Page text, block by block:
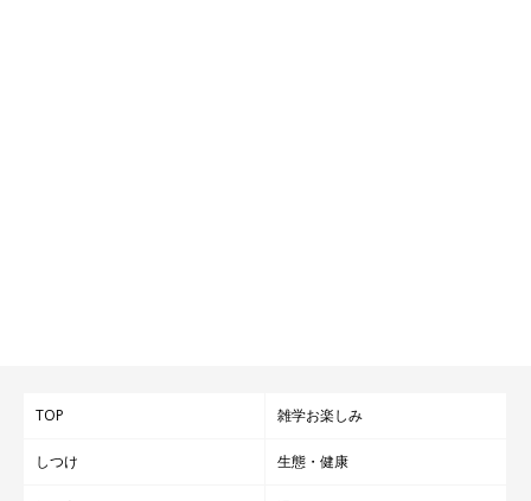
TOP 雑学お楽しみ
しつけ 生態・健康